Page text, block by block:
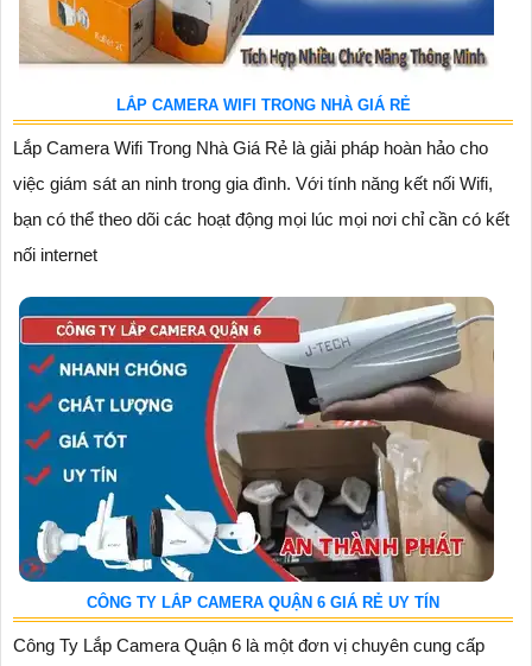
LẮP CAMERA WIFI TRONG NHÀ GIÁ RẺ
Lắp Camera Wifi Trong Nhà Giá Rẻ là giải pháp hoàn hảo cho
việc giám sát an ninh trong gia đình. Với tính năng kết nối Wifi,
bạn có thể theo dõi các hoạt động mọi lúc mọi nơi chỉ cần có kết
nối internet
CÔNG TY LẮP CAMERA QUẬN 6 GIÁ RẺ UY TÍN
Công Ty Lắp Camera Quận 6 là một đơn vị chuyên cung cấp